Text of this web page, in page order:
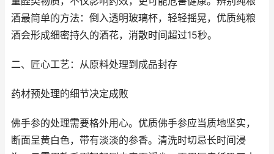
酒最简单的方法：倒入透明玻璃杯，轻轻摇晃，优质纯粮
酒会形成细密持久的酒花，消散时间超过15秒。
二、匠心工艺：从原料处理到成品封存
药材预处理的细节决定成败
佛手参的处理需要格外用心。优质佛手参应当质地坚实，
断面呈黄白色，带有淡淡的参香。清洗时切忌长时间浸